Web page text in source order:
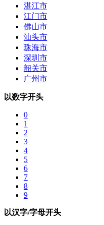
湛江市
江门市
佛山市
汕头市
珠海市
深圳市
韶关市
广州市
以数字开头
0
1
2
3
4
5
6
7
8
9
以汉字/字母开头